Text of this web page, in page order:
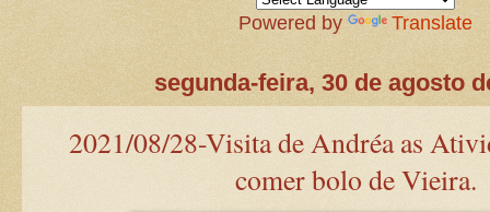
Powered by Translate
segunda-feira, 30 de agosto
2021/08/28-Visita de Andréa as
comer bolo de Vieira.